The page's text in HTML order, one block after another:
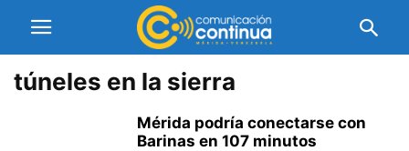
túneles en la sierra
Mérida podría conectarse con
Barinas en 107 minutos